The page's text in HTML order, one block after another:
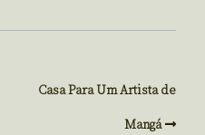
Casa Para Um Artista de
Mangá